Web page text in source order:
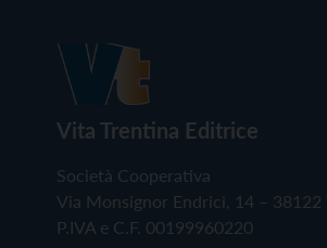
Vita Trentina Editrice
Società Cooperativa
Via Monsignor Endrici, 14 – 38122
P.IVA e C.F. 00199960220